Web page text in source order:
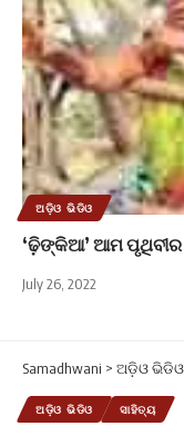
ଅଡ଼ିଓ ଭିଡିଓ
‘ଢ଼ିଙ୍କିଆ’ ଆମ ପୃଥିବୀର
July 26, 2022
Samadhwani > ଅଡ଼ିଓ ଭିଡିଓ
ଅଡ଼ିଓ ଭିଡିଓ ସାହିତ୍ୟ